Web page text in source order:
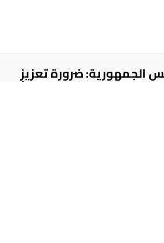
الجمهورية: ضرورة تعزيز
لبناء نظام مالي دولي أكثر